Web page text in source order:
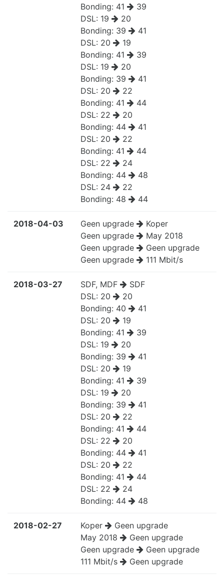
Bonding: 41
39
DSL: 19
20
Bonding: 39
41
DSL: 20
19
Bonding: 41
39
DSL: 19
20
Bonding: 39
41
DSL: 20
22
Bonding: 41
44
DSL: 22
20
Bonding: 44
41
DSL: 20
22
Bonding: 41
44
DSL: 22
24
Bonding: 44
48
DSL: 24
22
Bonding: 48 44
2018-04-03 Geen upgrade
Koper
Geen upgrade
May 2018
Geen upgrade
Geen upgrade
Geen upgrade
111 Mbit/s
2018-03-27 SDF, MDF
SDF
DSL: 20
20
Bonding: 40
41
DSL: 20
19
Bonding: 41
39
DSL: 19
20
Bonding: 39
41
DSL: 20
19
Bonding: 41
39
DSL: 19
20
Bonding: 39
41
DSL: 20
22
Bonding: 41
44
DSL: 22
20
Bonding: 44
41
DSL: 20
22
Bonding: 41
44
DSL: 22
24
Bonding: 44 48
2018-02-27 Koper
Geen upgrade
May 2018
Geen upgrade
Geen upgrade
Geen upgrade
111 Mbit/s
Geen upgrade